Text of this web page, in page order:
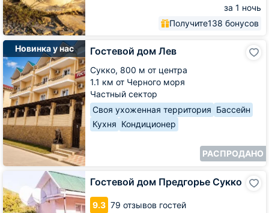
за 1 ночь
Получите138 бонусов
Новинка у нас Гостевой дом Лев
Сукко, 800 м от центра
1.1 км от Черного моря
Частный сектор
Своя ухоженная территория Бассейн
Кухня Кондиционер
РАСПРОДАНО
Гостевой
дом
Лев
Гостевой дом Предгорье Сукко
9.3 79 отзывов гостей
дом
Предгорье
Сукко